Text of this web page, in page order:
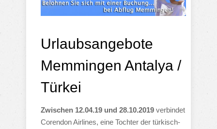
Urlaubsangebote
Memmingen Antalya /
Türkei
Zwischen 12.04.19 und 28.10.2019 verbindet
Corendon Airlines, eine Tochter der türkisch-